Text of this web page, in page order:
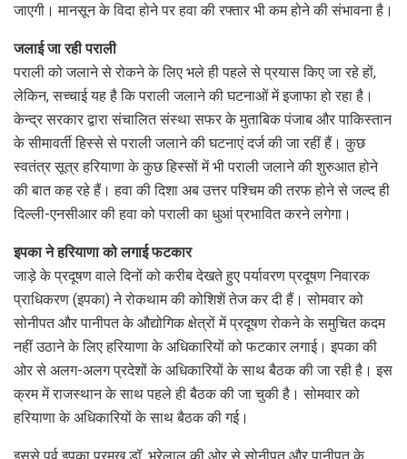
जाएगी। मानसून के विदा होने पर हवा की रफ्तार भी कम होने की संभावना है।
जलाई जा रही पराली
पराली को जलाने से रोकने के लिए भले ही पहले से प्रयास किए जा रहे हों,
लेकिन, सच्चाई यह है कि पराली जलाने की घटनाओं में इजाफा हो रहा है।
केन्द्र सरकार द्वारा संचालित संस्था सफर के मुताबिक पंजाब और पाकिस्तान
के सीमावर्ती हिस्से से पराली जलाने की घटनाएं दर्ज की जा रहीं हैं। कुछ
स्वतंत्र सूत्र हरियाणा के कुछ हिस्सों में भी पराली जलाने की शुरुआत होने
की बात कह रहे हैं। हवा की दिशा अब उत्तर पश्चिम की तरफ होने से जल्द ही
दिल्ली-एनसीआर की हवा को पराली का धुआं प्रभावित करने लगेगा।
इपका ने हरियाणा को लगाई फटकार
जाड़े के प्रदूषण वाले दिनों को करीब देखते हुए पर्यावरण प्रदूषण निवारक
प्राधिकरण (इपका) ने रोकथाम की कोशिशें तेज कर दी हैं। सोमवार को
सोनीपत और पानीपत के औद्योगिक क्षेत्रों में प्रदूषण रोकने के समुचित कदम
नहीं उठाने के लिए हरियाणा के अधिकारियों को फटकार लगाई। इपका की
ओर से अलग-अलग प्रदेशों के अधिकारियों के साथ बैठक की जा रही है। इस
क्रम में राजस्थान के साथ पहले ही बैठक की जा चुकी है। सोमवार को
हरियाणा के अधिकारियों के साथ बैठक की गई।